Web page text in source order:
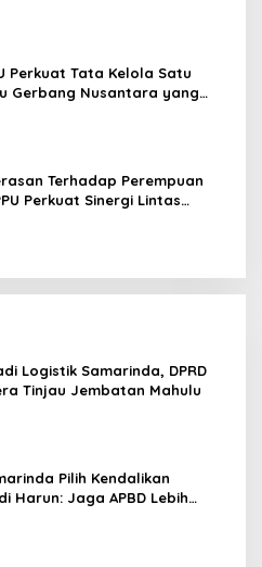
Perkuat Tata Kelola Satu
Gerbang Nusantara yang
Terhadap Perempuan
Perkuat Sinergi Lintas
Logistik Samarinda, DPRD
Tinjau Jembatan Mahulu
Pilih Kendalikan
Harun: Jaga APBD Lebih